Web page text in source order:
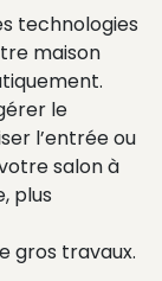
technologies
maison
le
l’entrée ou
salon à
plus
gros travaux.